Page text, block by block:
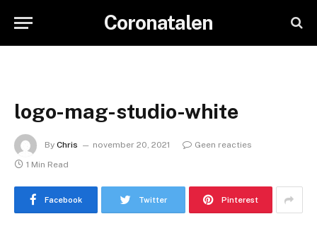
Coronatalen
logo-mag-studio-white
By Chris november 20, 2021
Geen reacties
1 Min Read
Facebook Twitter Pinterest